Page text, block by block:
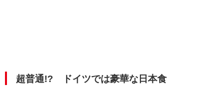
超普通!? ドイツでは豪華な日本食